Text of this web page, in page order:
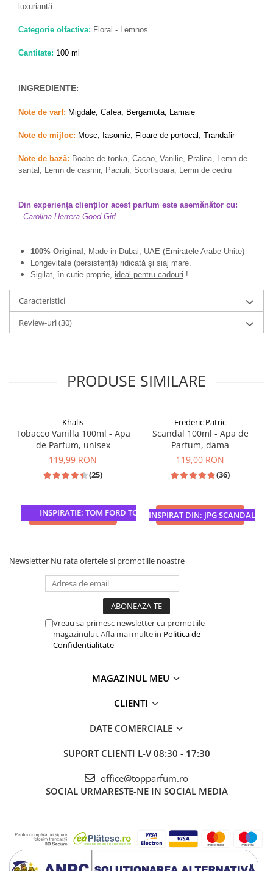
luxuriantă.
Categorie olfactiva: Floral - Lemnos
Cantitate: 100 ml
INGREDIENTE:
Note de varf: Migdale, Cafea, Bergamota, Lamaie
Note de mijloc: Mosc, Iasomie, Floare de portocal, Trandafir
Note de bază: Boabe de tonka, Cacao, Vanilie, Pralina, Lemn de
santal, Lemn de casmir, Paciuli, Scortisoara, Lemn de cedru
Din experiența clienților acest parfum este asemănător cu:
- Carolina Herrera Good Girl
100% Original , Made in Dubai, UAE (Emiratele Arabe Unite)
Longevitate (persistență) ridicată și siaj mare.
Sigilat, în cutie proprie, ideal pentru cadouri !
Caracteristici
Review-uri(30)
PRODUSE SIMILARE
INSPIRATIE: TOM FORD TOBACCO VANILLE
Khalis
Tobacco Vanilla 100ml - Apa
de Parfum, unisex
119,99 RON
(25)
ADAUGA IN COS INSPIRAT DIN: JPG SCANDAL
Frederic Patric
Scandal 100ml - Apa de
Parfum, dama
119,00 RON
(36)
ADAUGA IN COS
Newsletter Nu rata ofertele si promotiile noastre
Vreau sa primesc newsletter cu promotiile
magazinului. Afla mai multe in Politica de
Confidentialitate
MAGAZINUL MEU
CLIENTI
DATE COMERCIALE
SUPORT CLIENTI L-V 08:30 - 17:30
office@topparfum.ro
SOCIAL URMARESTE-NE IN SOCIAL MEDIA